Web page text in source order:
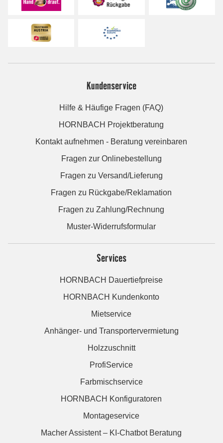
Kundenservice
Hilfe & Häufige Fragen (FAQ)
HORNBACH Projektberatung
Kontakt aufnehmen - Beratung vereinbaren
Fragen zur Onlinebestellung
Fragen zu Versand/Lieferung
Fragen zu Rückgabe/Reklamation
Fragen zu Zahlung/Rechnung
Muster-Widerrufsformular
Services
HORNBACH Dauertiefpreise
HORNBACH Kundenkonto
Mietservice
Anhänger- und Transportervermietung
Holzzuschnitt
ProfiService
Farbmischservice
HORNBACH Konfiguratoren
Montageservice
Macher Assistent – KI-Chatbot Beratung